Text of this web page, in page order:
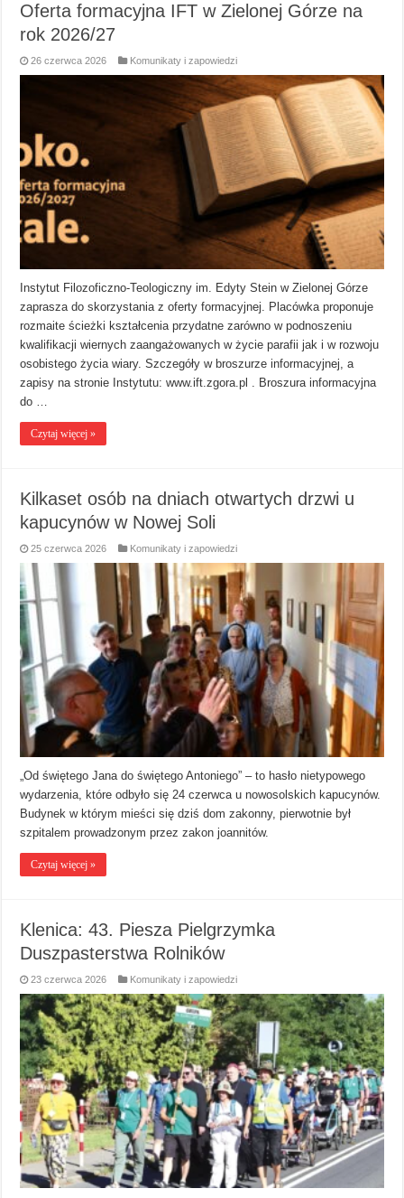
Oferta formacyjna IFT w Zielonej Górze na
rok 2026/27
26 czerwca 2026 Komunikaty i zapowiedzi
Instytut Filozoficzno-Teologiczny im. Edyty Stein w Zielonej Górze
zaprasza do skorzystania z oferty formacyjnej. Placówka proponuje
rozmaite ścieżki kształcenia przydatne zarówno w podnoszeniu
kwalifikacji wiernych zaangażowanych w życie parafii jak i w rozwoju
osobistego życia wiary. Szczegóły w broszurze informacyjnej, a
zapisy na stronie Instytutu: www.ift.zgora.pl . Broszura informacyjna
do …
Czytaj więcej »
Kilkaset osób na dniach otwartych drzwi u
kapucynów w Nowej Soli
25 czerwca 2026 Komunikaty i zapowiedzi
„Od świętego Jana do świętego Antoniego” – to hasło nietypowego
wydarzenia, które odbyło się 24 czerwca u nowosolskich kapucynów.
Budynek w którym mieści się dziś dom zakonny, pierwotnie był
szpitalem prowadzonym przez zakon joannitów.
Czytaj więcej »
Klenica: 43. Piesza Pielgrzymka
Duszpasterstwa Rolników
23 czerwca 2026 Komunikaty i zapowiedzi